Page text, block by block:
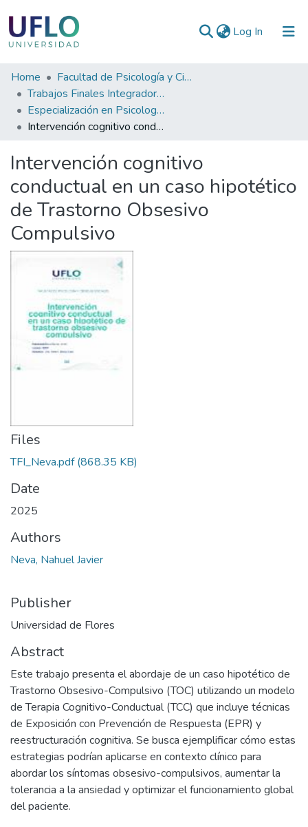
Log In (current)
Communities
&
Collections
Statistics
Home
Facultad de Psicología y Ciencias Sociales
Trabajos Finales Integradores (TFI) de Especialización
Especialización en Psicología Clínica
Intervención cognitivo conductual en un caso hipotético de Trastorno Obsesivo Compulsivo
Intervención cognitivo
conductual en un caso hipotético
de Trastorno Obsesivo
Compulsivo
Files
TFI_Neva.pdf(868.35 KB)
Date
2025
Authors
Neva, Nahuel Javier
Publisher
Universidad de Flores
Abstract
Este trabajo presenta el abordaje de un caso hipotético de
Trastorno Obsesivo-Compulsivo (TOC) utilizando un modelo
de Terapia Cognitivo-Conductual (TCC) que incluye técnicas
de Exposición con Prevención de Respuesta (EPR) y
reestructuración cognitiva. Se busca ejemplificar cómo estas
estrategias podrían aplicarse en contexto clínico para
abordar los síntomas obsesivo-compulsivos, aumentar la
tolerancia a la ansiedad y optimizar el funcionamiento global
del paciente.